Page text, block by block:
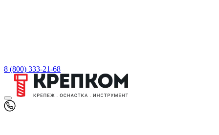
8 (800) 333-21-68